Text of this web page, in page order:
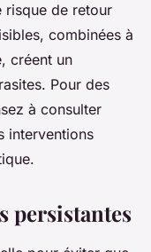
risque de retour
combinées à
créent un
Pour des
à consulter
interventions
persistantes